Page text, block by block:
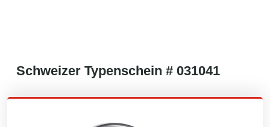
Schweizer Typenschein # 031041